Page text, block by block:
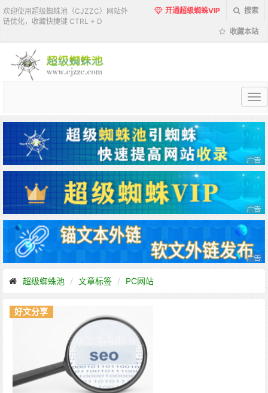
欢迎使用超级蜘蛛池（CJZZC）网站外
链优化，收藏快捷键 CTRL + D
开通超级蜘蛛VIP 搜索
收藏本站
超
蜘
蛛
池
超级蜘蛛池 文章标签 PC网站
好文分享